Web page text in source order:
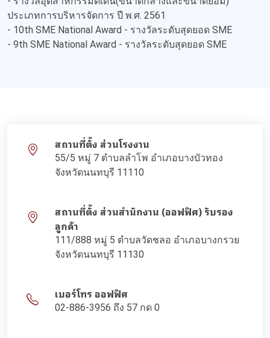
ประเภทการบริหารจัดการ ปี พ.ศ. 2561
- 10th SME National Award - รางวัลระดับสุดยอด SME
- 9th SME National Award - รางวัลระดับสุดยอด SME
สถานที่ตั้ง ส่วนโรงงาน
55/5 หมู่ 7 ตำบลลำโพ อำเภอบางบัวทอง
จังหวัดนนทบุรี 11110
สถานที่ตั้ง ส่วนสำนักงาน (ออฟฟิศ) รับรอง
ลูกค้า
111/888 หมู่ 5 ตำบลวัดชลอ อำเภอบางกรวย
จังหวัดนนทบุรี 11130
เบอร์โทร ออฟฟิศ
02-886-3956 ถึง 57 กด 0